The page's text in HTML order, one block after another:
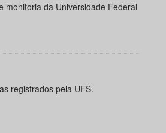
monitoria da Universidade Federal
registrados pela UFS.